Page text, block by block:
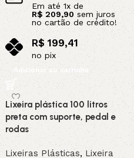
Em até 1x de
R$ 209,90sem juros
no cartão de crédito!
R$199,41
no pix
Adicionar ao carrinho
Lixeira plástica 100 litros
preta com suporte, pedal e
rodas
Lixeiras Plásticas,Lixeira